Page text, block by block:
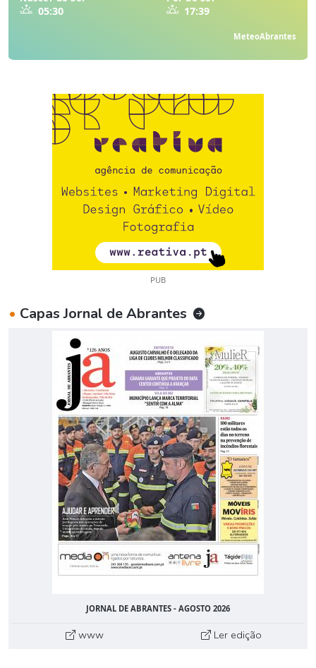
05:30 17:39
MeteoAbrantes
PUB
• Capas Jornal de Abrantes
JORNAL DE ABRANTES - AGOSTO 2026
www Ler edição